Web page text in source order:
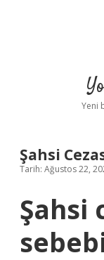
Yeni
Şahsi
Tarih: Ağustos 22,
Şahsi